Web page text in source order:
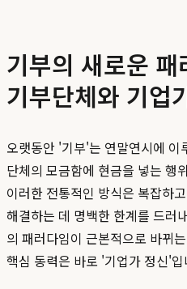
기부의 새로운
기부단체와 기업
오랫동안 '기부'는 연말연시에 이
단체의 모금함에 현금을 넣는 행
이러한 전통적인 방식은 복잡하
해결하는 데 명백한 한계를 드러
의 패러다임이 근본적으로 바뀌
핵심 동력은 바로 '기업가 정신'